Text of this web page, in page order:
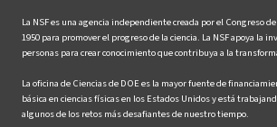
La NSF es una agencia independiente creada por el Congreso
1950 para promover el progreso de la ciencia. La NSF apoya la
personas para crear conocimiento que contribuya a la
La oficina de Ciencias de DOE es la mayor fuente de
básica en ciencias físicas en los Estados Unidos y está
algunos de los retos más desafiantes de nuestro tiempo.